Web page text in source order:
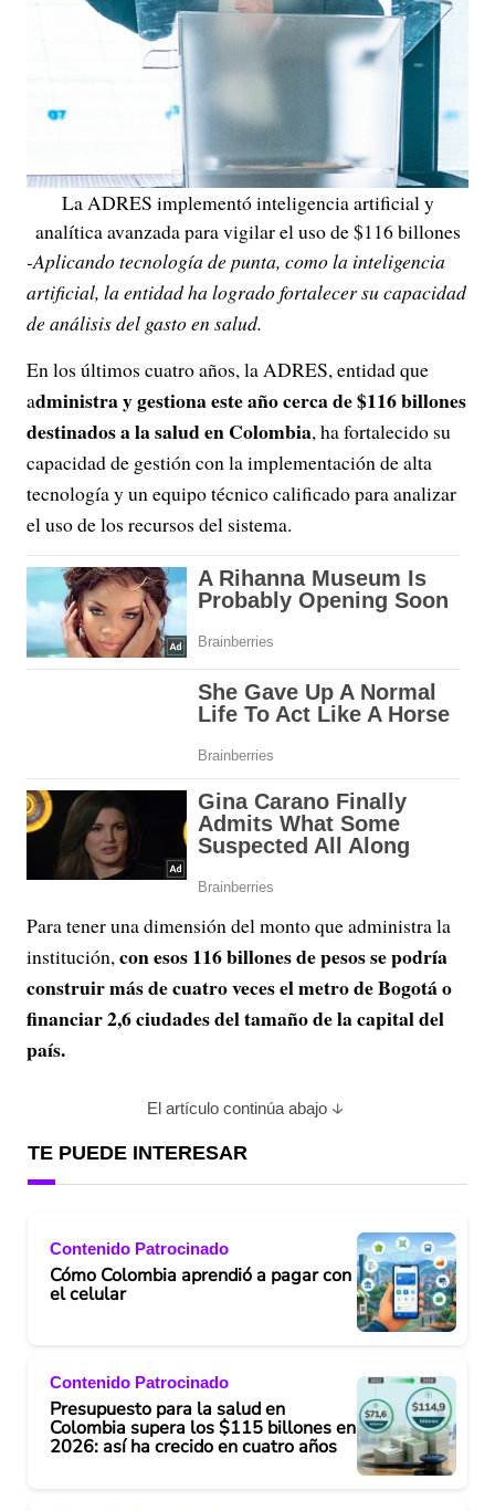
La ADRES implementó inteligencia artificial y
analítica avanzada para vigilar el uso de $116 billones
-Aplicando tecnología de punta, como la inteligencia
artificial, la entidad ha logrado fortalecer su capacidad
de análisis del gasto en salud.
En los últimos cuatro años, la ADRES, entidad que
administra y gestiona este año cerca de $116 billones
destinados a la salud en Colombia, ha fortalecido su
capacidad de gestión con la implementación de alta
tecnología y un equipo técnico calificado para analizar
el uso de los recursos del sistema.
Para tener una dimensión del monto que administra la
institución, con esos 116 billones de pesos se podría
construir más de cuatro veces el metro de Bogotá o
financiar 2,6 ciudades del tamaño de la capital del
país.
El artículo continúa abajo
TE PUEDE INTERESAR
Contenido Patrocinado
Cómo Colombia aprendió a pagar con
el celular
Contenido Patrocinado
Presupuesto para la salud en
Colombia supera los $115 billones en
2026: así ha crecido en cuatro años